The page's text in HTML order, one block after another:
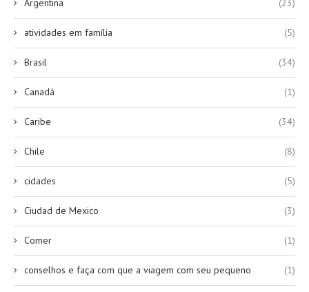
Argentina (23)
atividades em família (5)
Brasil (34)
Canadá (1)
Caribe (34)
Chile (8)
cidades (5)
Ciudad de Mexico (3)
Comer (1)
conselhos e faça com que a viagem com seu pequeno (1)